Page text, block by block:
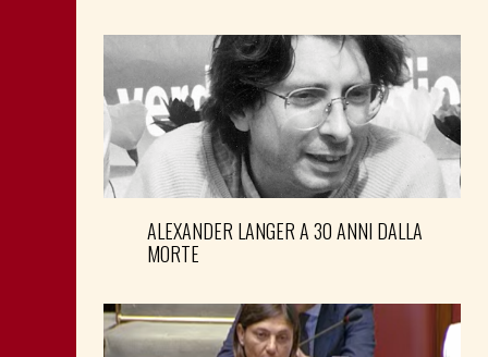
ALEXANDER LANGER A 30 ANNI DALLA
MORTE